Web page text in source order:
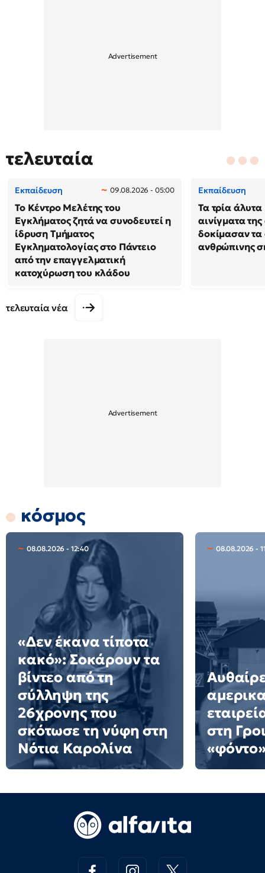
τελευταία
Εκπαίδευση 09.08.2026 - 05:00
Το Κέντρο Μελέτης του
Εγκλήματος ζητά να συνοδευτεί η
ίδρυση Τμήματος
Εγκληματολογίας στο Πάντειο
από την επαγγελματική
κατοχύρωση του κλάδου
Εκπαίδευση
Τα τρία
αινίγματα
δοκίμασαν τα
ανθρώπινης
τελευταία νέα
κόσμος
08.08.2026 - 12:40
«Δεν έκανα τίποτα
κακό»: Σοκάρουν τα
βίντεο από τη
σύλληψη της
26χρονης που
σκότωσε τη νύφη στη
Νότια Καρολίνα
08.08.2026 -
στη